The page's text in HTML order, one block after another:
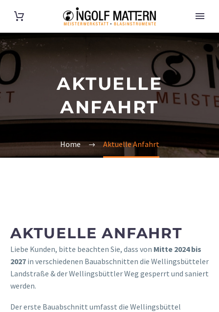
AKTUELLE
ANFAHRT
Home Aktuelle Anfahrt
AKTUELLE ANFAHRT
Liebe Kunden, bitte beachten Sie, dass von Mitte 2024 bis
2027 in verschiedenen Bauabschnitten die Wellingsbütteler
Landstraße & der Wellingsbüttler Weg gesperrt und saniert
werden.
Der erste Bauabschnitt umfasst die Wellingsbüttel